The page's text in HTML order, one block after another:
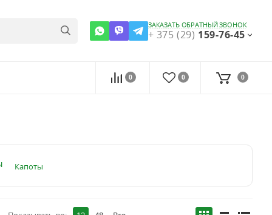
ЗАКАЗАТЬ ОБРАТНЫЙ ЗВОНОК
+ 375 (29) 159-76-45
0 0 0
Капоты